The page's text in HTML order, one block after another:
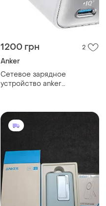
1200 грн 2
Anker
Сетевое зарядное
устройство anker